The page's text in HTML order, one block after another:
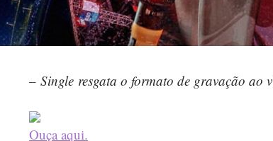
– Single resgata o formato de gravação ao
Ouça aqui.